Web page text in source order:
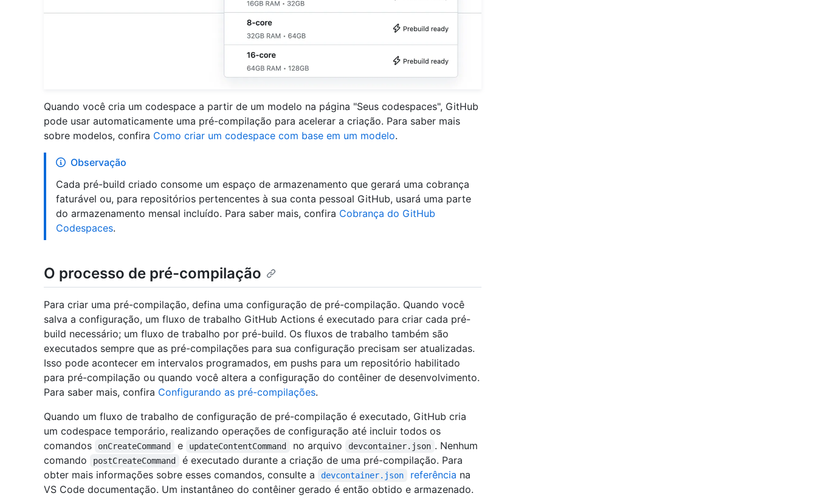
Quando você cria um codespace a partir de um modelo na página "Seus codespaces", GitHub
pode usar automaticamente uma pré-compilação para acelerar a criação. Para saber mais
sobre modelos, confira Como criar um codespace com base em um modelo.
Observação
Cada pré-build criado consome um espaço de armazenamento que gerará uma cobrança
faturável ou, para repositórios pertencentes à sua conta pessoal GitHub, usará uma parte
do armazenamento mensal incluído. Para saber mais, confira Cobrança do GitHub
Codespaces.
O processo de pré-compilação
Para criar uma pré-compilação, defina uma configuração de pré-compilação. Quando você
salva a configuração, um fluxo de trabalho GitHub Actions é executado para criar cada pré-
build necessário; um fluxo de trabalho por pré-build. Os fluxos de trabalho também são
executados sempre que as pré-compilações para sua configuração precisam ser atualizadas.
Isso pode acontecer em intervalos programados, em pushs para um repositório habilitado
para pré-compilação ou quando você altera a configuração do contêiner de desenvolvimento.
Para saber mais, confira Configurando as pré-compilações.
Quando um fluxo de trabalho de configuração de pré-compilação é executado, GitHub cria
um codespace temporário, realizando operações de configuração até incluir todos os
comandos
onCreateCommand e updateContentCommand no arquivo devcontainer.json . Nenhum
comando
postCreateCommand
é executado durante a criação de uma pré-compilação. Para
obter mais informações sobre esses comandos, consulte a
devcontainer.json referência na
VS Code documentação. Um instantâneo do contêiner gerado é então obtido e armazenado.